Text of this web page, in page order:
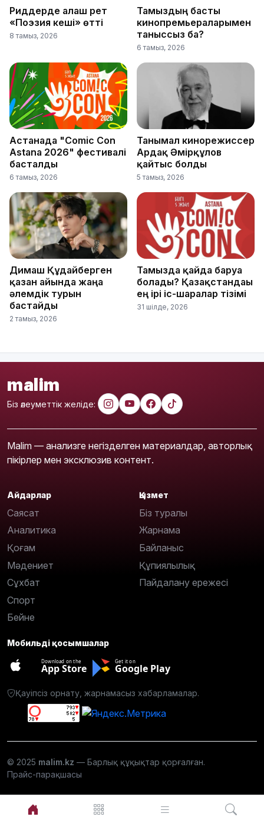
Риддерде алғаш рет
«Поэзия кеші» өтті
8 тамыз, 2026
Тамыздың басты
кинопремьераларымен
таныссыз ба?
6 тамыз, 2026
Астанада "Comic Con
Astana 2026" фестивалі
басталды
6 тамыз, 2026
Танымал кинорежиссер
Ардақ Әмірқұлов
қайтыс болды
5 тамыз, 2026
Димаш Құдайберген
қазан айында жаңа
әлемдік турын
бастайды
2 тамыз, 2026
Тамызда қайда баруға
болады? Қазақстандағы
ең ірі іс-шаралар тізімі
31 шілде, 2026
malim
Біз әлеуметтік желіде:
Malim — анализге негізделген материалдар, авторлық
пікірлер мен эксклюзив контент.
Айдарлар
Саясат
Аналитика
Қоғам
Мәдениет
Сұхбат
Спорт
Бейне
Қызмет
Біз туралы
Жарнама
Байланыс
Құпиялылық
Пайдалану ережесі
Мобильді қосымшалар
Download on the
App Store
Get it on
Google Play
Қауіпсіз орнату, жарнамасыз хабарламалар.
© 2025 malim.kz — Барлық құқықтар қорғалған.
Прайс-парақшасы